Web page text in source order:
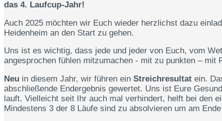
das 4. Laufcup-Jahr!
Auch 2025 möchten wir Euch wieder herzlichst dazu
Heidenheim an den Start zu gehen.
Uns ist es wichtig, dass jede und jeder von Euch, vom
angesprochen fühlen mitzumachen - mit zu punkten – mit
Neu in diesem Jahr, wir führen ein Streichresultat ein.
abschließende Endergebnis gewertet. Uns ist Eure
lauft. Vielleicht seit Ihr auch mal verhindert, helft bei den
Mindestens 3 der 8 Läufe sind zu absolvieren um am